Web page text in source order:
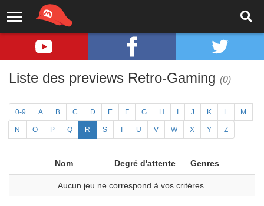
Liste des previews Retro-Gaming (0)
0-9 A B C D E F G H J K L M
N O P Q R S T U V W X Y Z
Nom Degré d'attente Genres
Aucun jeu ne correspond à vos critères.